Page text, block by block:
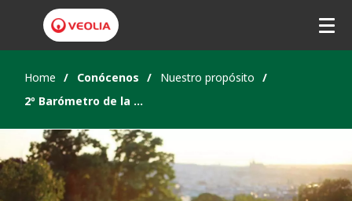
Home Conócenos
Nuestro propósito
2º Barómetro de la Transformación Ecológica